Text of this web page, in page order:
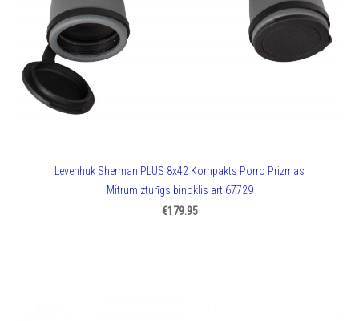
Levenhuk Sherman PLUS 8x42 Kompakts Porro Prizmas
Mitrumizturīgs binoklis art.67729
€179.95